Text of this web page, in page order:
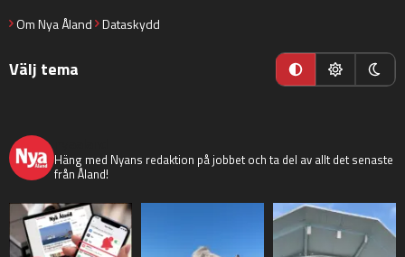
Om Nya Åland Dataskydd
Välj tema
Häng med Nyans redaktion på jobbet och ta del av allt det senaste
från Åland!